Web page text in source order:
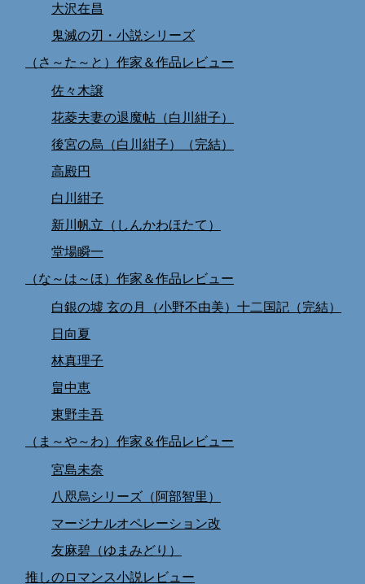
大沢在昌
鬼滅の刃・小説シリーズ
（さ～た～と）作家＆作品レビュー
佐々木譲
花菱夫妻の退魔帖（白川紺子）
後宮の烏（白川紺子）（完結）
高殿円
白川紺子
新川帆立（しんかわほたて）
堂場瞬一
（な～は～ほ）作家＆作品レビュー
白銀の墟 玄の月（小野不由美）十二国記（完結）
日向夏
林真理子
畠中恵
東野圭吾
（ま～や～わ）作家＆作品レビュー
宮島未奈
八咫烏シリーズ（阿部智里）
マージナルオペレーション改
友麻碧（ゆまみどり）
推しのロマンス小説レビュー